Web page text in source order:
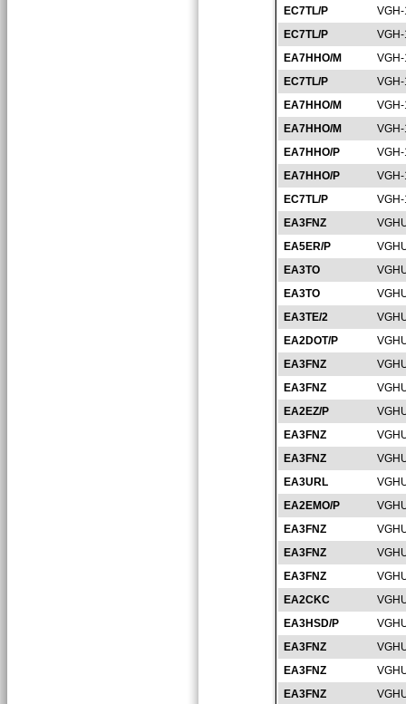
EC7TL/P
EC7TL/P
EA7HHO/M
EC7TL/P
EA7HHO/M
EA7HHO/M
EA7HHO/P
EA7HHO/P
EC7TL/P
EA3FNZ
EA5ER/P
EA3TO
EA3TO
EA3TE/2
EA2DOT/P
EA3FNZ
EA3FNZ
EA2EZ/P
EA3FNZ
EA3FNZ
EA3URL
EA2EMO/P
EA3FNZ
EA3FNZ
EA3FNZ
EA2CKC
EA3HSD/P
EA3FNZ
EA3FNZ
EA3FNZ